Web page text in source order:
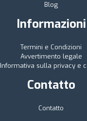
Blog
Informazioni
Termini e Condizioni
Avvertimento legale
Informativa sulla privacy e
Contatto
Contatto